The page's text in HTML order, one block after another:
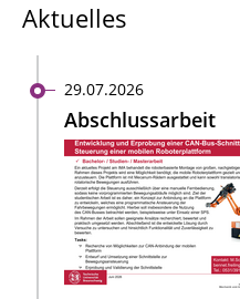
Aktuelles
29.07.2026
Abschlussarbeit